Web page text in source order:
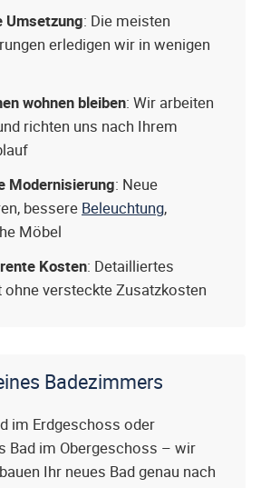
Umsetzung: Die meisten
erledigen wir in wenigen
wohnen bleiben: Wir arbeiten
richten uns nach Ihrem
Modernisierung: Neue
bessere Beleuchtung,
Möbel
Kosten: Detailliertes
ohne versteckte Zusatzkosten
Badezimmers
im Erdgeschoss oder
Bad im Obergeschoss – wir
Ihr neues Bad genau nach